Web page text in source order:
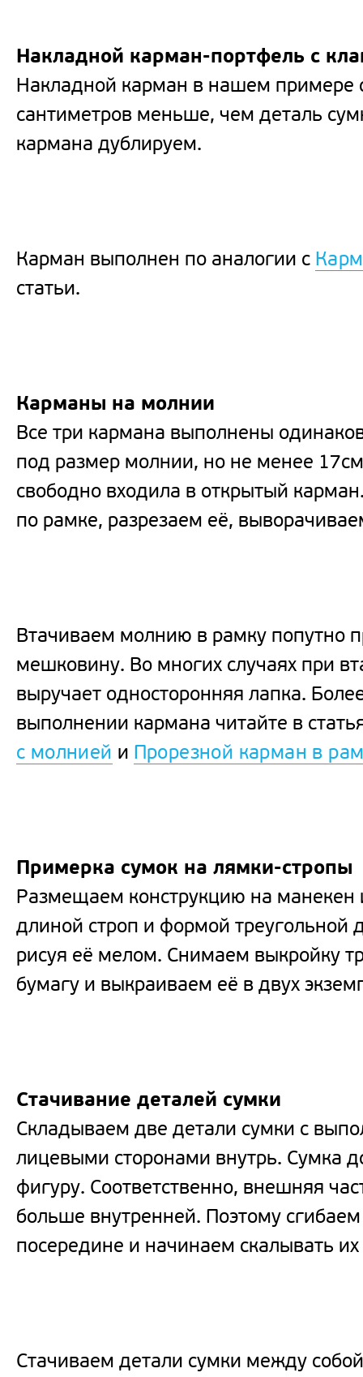
Накладной карман-портфель с
Накладной карман в нашем примере
сантиметров меньше, чем деталь
кармана дублируем.
Карман выполнен по аналогии с
статьи.
Карманы на молнии
Все три кармана выполнены
под размер молнии, но не менее
свободно входила в открытый
по рамке, разрезаем её,
Втачиваем молнию в рамку попутно
мешковину. Во многих случаях при
выручает односторонняя лапка.
выполнении кармана читайте в
с молнией и Прорезной карман в
Примерка сумок на лямки-стропы
Размещаем конструкцию на манекен
длиной строп и формой треугольной
рисуя её мелом. Снимаем выкройку
бумагу и выкраиваем её в двух
Стачивание деталей сумки
Складываем две детали сумки с
лицевыми сторонами внутрь. Сумка
фигуру. Соответственно, внешняя
больше внутренней. Поэтому
посередине и начинаем скалывать
Стачиваем детали сумки между